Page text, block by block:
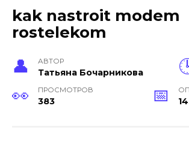
kak nastroit modem
rostelekom
АВТОР
Тать­яна Бо­чар­ни­кова
ПРОСМОТРОВ
383